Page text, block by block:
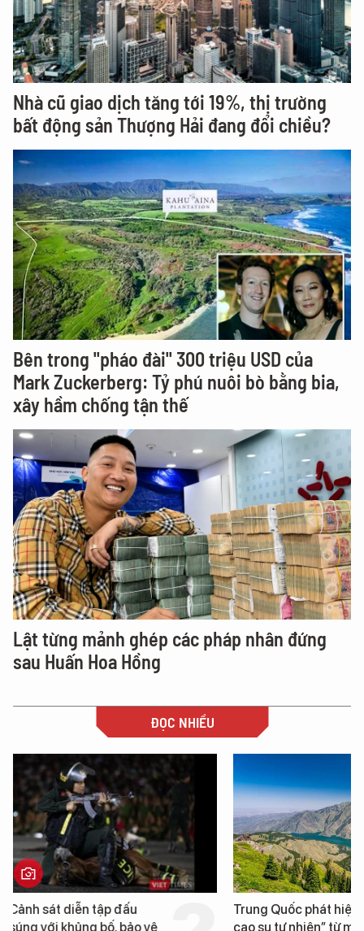
Nhà cũ giao dịch tăng tới 19%, thị trường
bất động sản Thượng Hải đang đổi chiều?
Bên trong "pháo đài" 300 triệu USD của
Mark Zuckerberg: Tỷ phú nuôi bò bằng bia,
xây hầm chống tận thế
Lật từng mảnh ghép các pháp nhân đứng
sau Huấn Hoa Hồng
ĐỌC NHIỀU
Trung Quốc phát hiện “mỏ
cao su tự nhiên” từ một
Loạt dự án bất động
Đà Nẵng sắp bị kiểm